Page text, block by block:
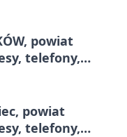
powiat
telefony,
powiat
telefony,